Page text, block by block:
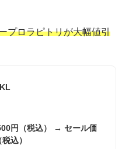
プロラピトリが大幅値引
円（税込） → セール価
込）